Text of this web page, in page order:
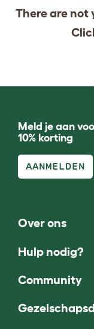
There are not
Meld je aan
10% korting
AANMELDEN
Over ons
Hulp nodig?
Community